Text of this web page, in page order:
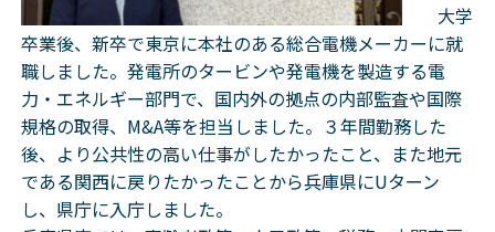
大学
卒業後、新卒で東京に本社のある総合電機メーカーに就
職しました。発電所のタービンや発電機を製造する電
力・エネルギー部門で、国内外の拠点の内部監査や国際
規格の取得、M&A等を担当しました。３年間勤務した
後、より公共性の高い仕事がしたかったこと、また地元
である関西に戻りたかったことから兵庫県にUターン
し、県庁に入庁しました。